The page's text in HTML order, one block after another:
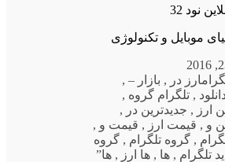
نود 32
موبایل و تکنولوژی
ارز در , بازار –,
, تلگرام گروه ,
ارز , جدیدترین در ,
و , قیمت ارز , قیمت و ,
, گروه تلگرام , گروه
تلگرام , ها , ها ارز , ها”